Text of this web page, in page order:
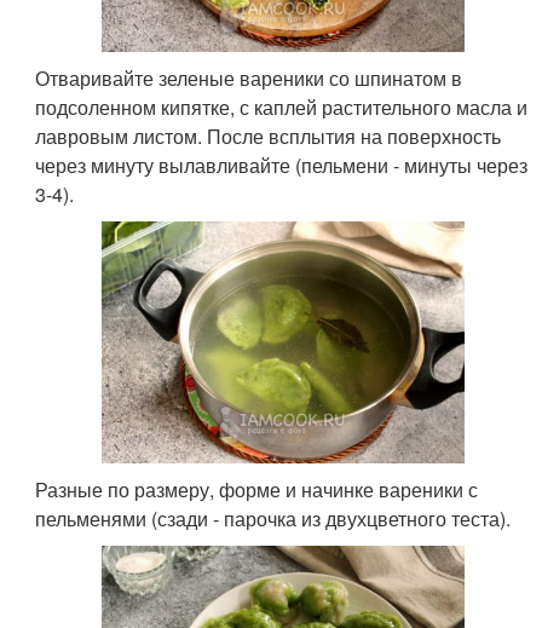
Отваривайте зеленые вареники со шпинатом в
подсоленном кипятке, с каплей растительного масла и
лавровым листом. После всплытия на поверхность
через минуту вылавливайте (пельмени - минуты через
3-4).
Разные по размеру, форме и начинке вареники с
пельменями (сзади - парочка из двухцветного теста).